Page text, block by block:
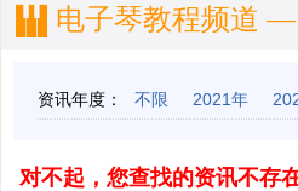
电子琴教程频道
资讯年度： 不限 2021年
对不起，您查找的资讯不存